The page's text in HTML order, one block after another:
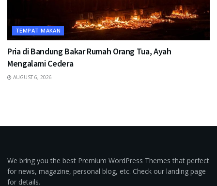
TEMPAT MAKAN
Pria di Bandung Bakar Rumah Orang Tua, Ayah
Mengalami Cedera
AUGUST 6, 2026
We bring you the best Premium WordPress Themes that perfect
for news, magazine, personal blog, etc. Check our landing page
for details.